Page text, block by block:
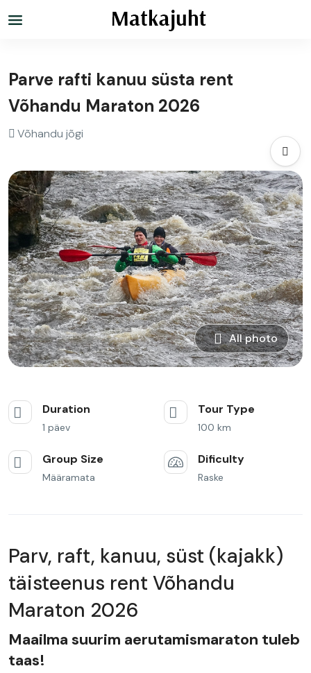
Parve rafti kanuu süsta rent
Võhandu Maraton 2026
Võhandu jõgi
All photo
Duration
1 päev
Tour Type
100 km
Group Size
Määramata
Dificulty
Raske
Parv, raft, kanuu, süst (kajakk)
täisteenus rent Võhandu
Maraton 2026
Maailma suurim aerutamismaraton tuleb
taas!